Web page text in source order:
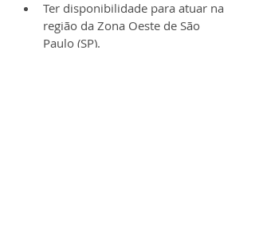
Ter disponibilidade para atuar na
região da Zona Oeste de São
Paulo (SP).